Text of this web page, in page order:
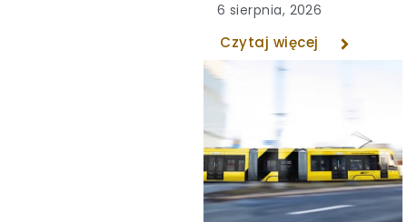
6 sierpnia, 2026
Czytaj więcej